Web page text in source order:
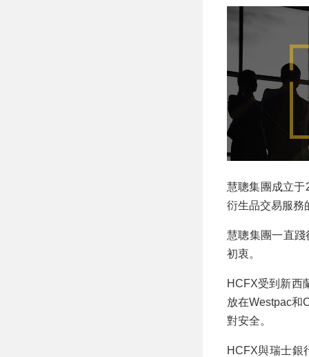
慧聰集團成立于
衍生品交易服務
慧聰集團一直
初衷。
HCFX受到新西
放在Westpac和
對安全。
HCFX與瑞士銀